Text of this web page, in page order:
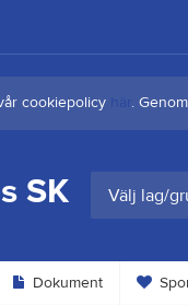
cookiepolicy .
SK Välj lag/
Nästa match för
Nässjö United IF
Dokument